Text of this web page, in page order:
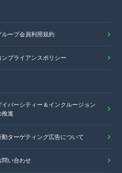
ループ会員利用規約
ンプライアンスポリシー
イバーシティー＆インクルージョン
推進
動ターゲティング広告について
問い合わせ